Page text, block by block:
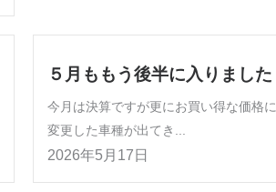
５月ももう後半に入りました
今月は決算ですが更にお買い得な価格に
変更した車種が出てき...
2026年5月17日